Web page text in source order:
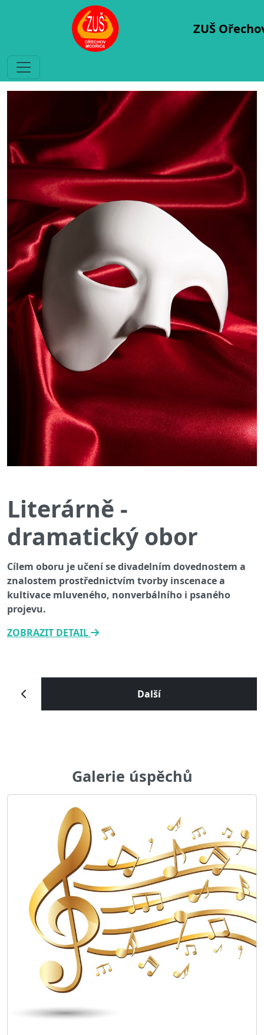
ZUŠ
Literárně -
dramatický obor
Cílem oboru je učení se divadelním dovednostem a
znalostem prostřednictvím tvorby inscenace a
kultivace mluveného, nonverbálního i psaného
projevu.
ZOBRAZIT DETAIL
Další
Galerie úspěchů